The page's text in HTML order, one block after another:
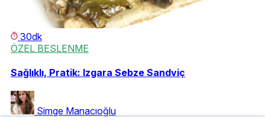
30dk
ÖZEL BESLENME
Sağlıklı, Pratik: Izgara Sebze Sandviç
Simge Manacıoğlu